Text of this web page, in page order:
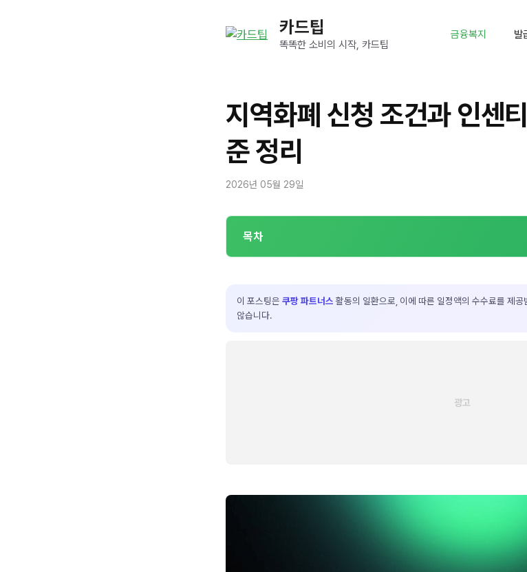
카드팁
똑똑한 소비의 시작, 카드팁
금융복지 발
지역화폐 신청 조건과 인센
준 정리
2026년 05월 29일
목차
이 포스팅은 쿠팡 파트너스 활동의 일환으로, 이에 따른 일정액의 수수료를 제
않습니다.